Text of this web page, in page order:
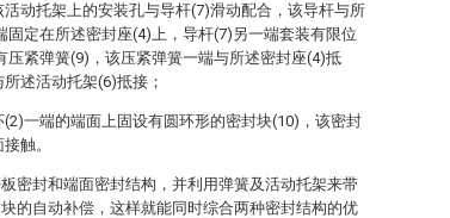
动托架上的安装孔与导杆(7)滑动配合，该导杆与所
固定在所述密封座(4)上，导杆(7)另一端套装有限位
压紧弹簧(9)，该压紧弹簧一端与所述密封座(4)抵
述活动托架(6)抵接；
一端的端面上固设有圆环形的密封块(10)，该密封
触。
密封和端面密封结构，并利用弹簧及活动托架来带
的自动补偿，这样就能同时综合两种密封结构的优